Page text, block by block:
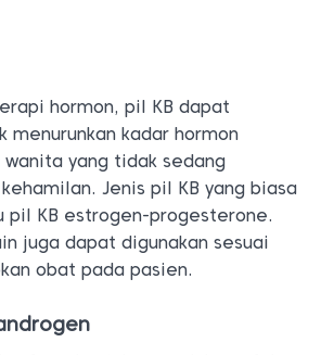
hormon, pil KB dapat
menurunkan kadar hormon
yang tidak sedang
Jenis pil KB yang biasa
pil KB estrogen-progesterone.
juga dapat digunakan sesuai
obat pada pasien.